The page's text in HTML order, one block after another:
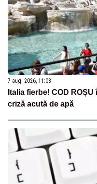
7 aug. 2026, 11:08
Italia fierbe! COD
criză acută de apă